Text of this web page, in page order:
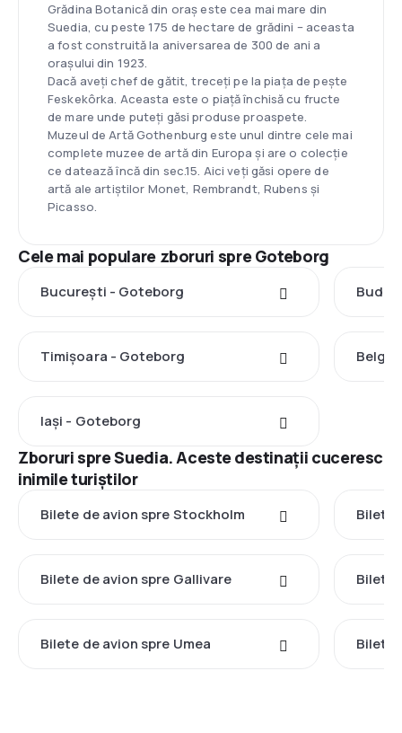
Grădina Botanică din oraș este cea mai mare din
Suedia, cu peste 175 de hectare de grădini – aceasta
a fost construită la aniversarea de 300 de ani a
orașului din 1923.
Dacă aveți chef de gătit, treceți pe la piața de pește
Feskekôrka. Aceasta este o piață închisă cu fructe
de mare unde puteți găsi produse proaspete.
Muzeul de Artă Gothenburg este unul dintre cele mai
complete muzee de artă din Europa și are o colecție
ce datează încă din sec.15. Aici veți găsi opere de
artă ale artiștilor Monet, Rembrandt, Rubens și
Picasso.
Cele mai populare zboruri spre Goteborg
București - Goteborg
Timișoara - Goteborg
Iași - Goteborg
Zboruri spre Suedia. Aceste destinații cuceresc
inimile turiștilor
Bilete de avion spre Stockholm Bilete
Bilete de avion spre Gallivare Bilete
Bilete de avion spre Umea Bilete